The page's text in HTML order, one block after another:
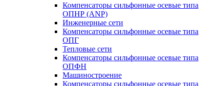
Компенсаторы сильфонные осевые типа
ОПНР (ANР)
Инженерные сети
Компенсаторы сильфонные осевые типа
ОПГ
Тепловые сети
Компенсаторы сильфонные осевые типа
ОПФН
Машиностроение
Компенсаторы сильфонные осевые типа